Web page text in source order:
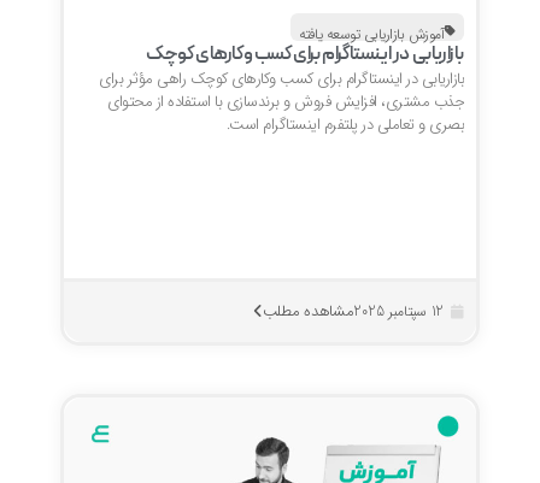
آموزش بازاریابی توسعه یافته
بازاریابی در اینستاگرام برای کسب وکارهای کوچک
بازاریابی در اینستاگرام برای کسب وکارهای کوچک راهی مؤثر برای
جذب مشتری، افزایش فروش و برندسازی با استفاده از محتوای
بصری و تعاملی در پلتفرم اینستاگرام است.
مشاهده مطلب